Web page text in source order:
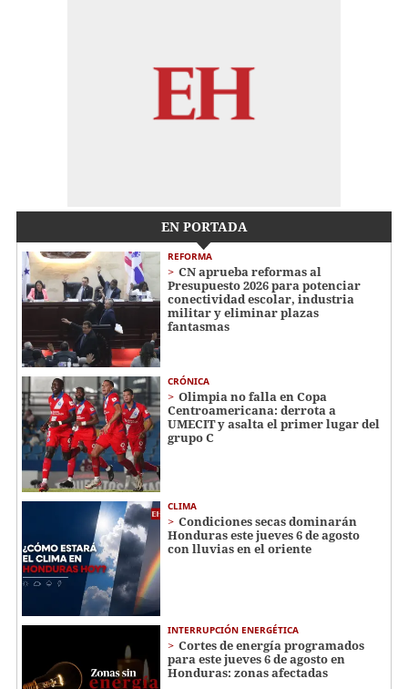
EN PORTADA
REFORMA
CN aprueba reformas al
Presupuesto 2026 para potenciar
conectividad escolar, industria
militar y eliminar plazas
fantasmas
CRÓNICA
Olimpia no falla en Copa
Centroamericana: derrota a
UMECIT y asalta el primer lugar del
grupo C
CLIMA
Condiciones secas dominarán
Honduras este jueves 6 de agosto
con lluvias en el oriente
INTERRUPCIÓN ENERGÉTICA
Cortes de energía programados
para este jueves 6 de agosto en
Honduras: zonas afectadas